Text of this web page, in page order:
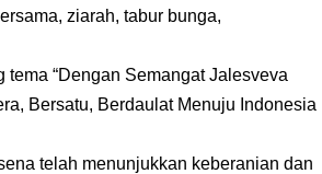
ziarah, tabur bunga,
“Dengan Semangat Jalesveva
Bersatu, Berdaulat Menuju Indonesia
telah menunjukkan keberanian dan